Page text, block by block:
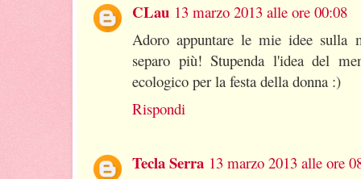
CLau 13 marzo 2013 alle ore 00:08
Adoro appuntare le mie idee sulla
separo più! Stupenda l'idea del
ecologico per la festa della donna :)
Rispondi
Tecla Serra 13 marzo 2013 alle ore